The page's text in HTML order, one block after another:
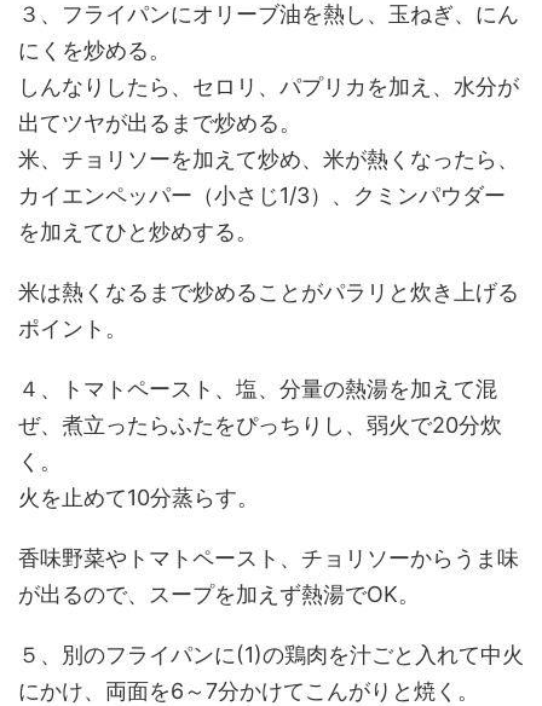
３、フライパンにオリーブ油を熱し、玉ねぎ、にん
にくを炒める。
しんなりしたら、セロリ、パプリカを加え、水分が
出てツヤが出るまで炒める。
米、チョリソーを加えて炒め、米が熱くなったら、
カイエンペッパー（小さじ1/3）、クミンパウダー
を加えてひと炒めする。
米は熱くなるまで炒めることがパラリと炊き上げる
ポイント。
４、トマトペースト、塩、分量の熱湯を加えて混
ぜ、煮立ったらふたをぴっちりし、弱火で20分炊
く。
火を止めて10分蒸らす。
香味野菜やトマトペースト、チョリソーからうま味
が出るので、スープを加えず熱湯でOK。
５、別のフライパンに(1)の鶏肉を汁ごと入れて中火
にかけ、両面を6～7分かけてこんがりと焼く。